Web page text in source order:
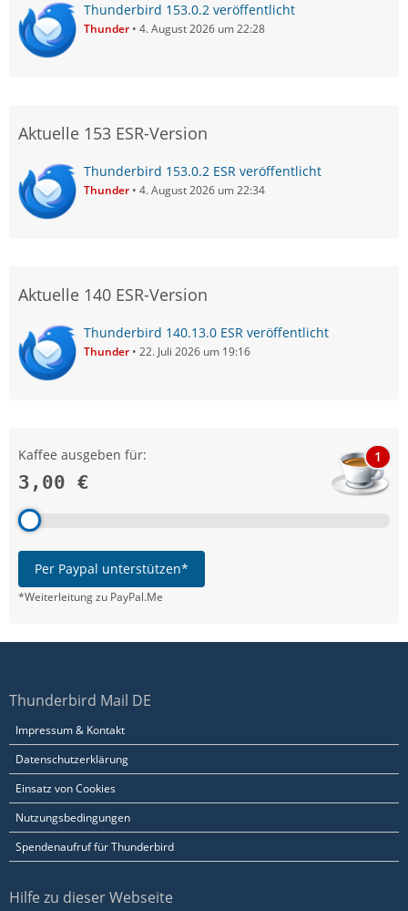
Thunderbird 153.0.2 veröffentlicht
Thunder 4. August 2026 um 22:28
Aktuelle 153 ESR-Version
Thunderbird 153.0.2 ESR veröffentlicht
Thunder 4. August 2026 um 22:34
Aktuelle 140 ESR-Version
Thunderbird 140.13.0 ESR veröffentlicht
Thunder 22. Juli 2026 um 19:16
Kaffee ausgeben für:
3,00 €
1
Per Paypal unterstützen*
*Weiterleitung zu PayPal.Me
Thunderbird Mail DE
Impressum & Kontakt
Datenschutzerklärung
Einsatz von Cookies
Nutzungsbedingungen
Spendenaufruf für Thunderbird
Hilfe zu dieser Webseite